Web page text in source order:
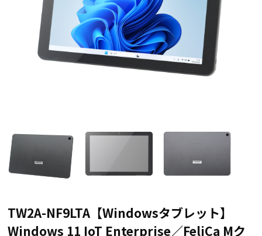
TW2A-NF9LTA【Windowsタブレット】
Windows 11 IoT Enterprise／FeliCa Mク